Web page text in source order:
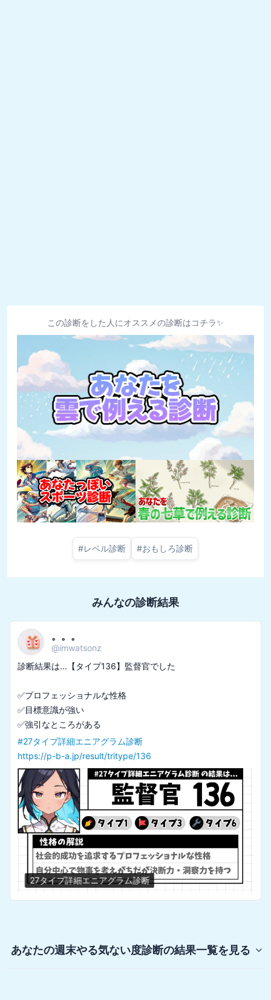
この診断をした人にオススメの診断はコチラ✨
#レベル診断 #おもしろ診断
みんなの診断結果
。。。
@imwatsonz
診断結果は...【タイプ136】監督官でした
✅プロフェッショナルな性格
✅目標意識が強い
#27タイプ詳細エニアグラム診断
https://p-b-a.jp/result/tritype/136
27タイプ詳細エニアグラム診断
あなたの週末やる気ない度診断の結果一覧を見る